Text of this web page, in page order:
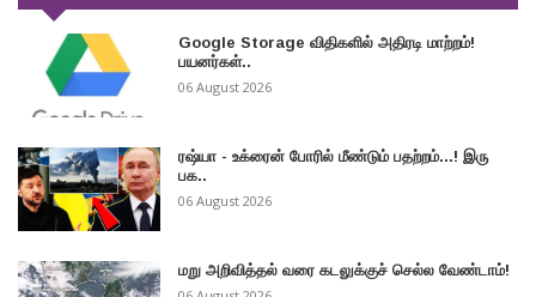
Google Storage விதிகளில் அதிரடி மாற்றம்!
பயனர்கள்..
06 August 2026
ரஷ்யா - உக்ரைன் போரில் மீண்டும் பதற்றம்...! இரு
பக..
06 August 2026
மறு அறிவித்தல் வரை கடலுக்குச் செல்ல வேண்டாம்!